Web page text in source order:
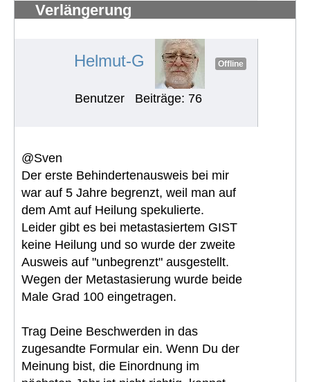
Verlängerung
Helmut-G Offline
Benutzer Beiträge: 76
@Sven
Der erste Behindertenausweis bei mir
war auf 5 Jahre begrenzt, weil man auf
dem Amt auf Heilung spekulierte.
Leider gibt es bei metastasiertem GIST
keine Heilung und so wurde der zweite
Ausweis auf "unbegrenzt" ausgestellt.
Wegen der Metastasierung wurde beide
Male Grad 100 eingetragen.
Trag Deine Beschwerden in das
zugesandte Formular ein. Wenn Du der
Meinung bist, die Einordnung im